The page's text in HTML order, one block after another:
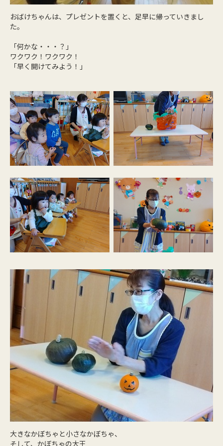
おばけちゃんは、プレゼントを置くと、足早に帰っていきまし
た。
「何かな・・・？」
ワクワク！ワクワク！
「早く開けてみよう！」
大きなかぼちゃと小さなかぼちゃ、
そして、かぼちゃの大王